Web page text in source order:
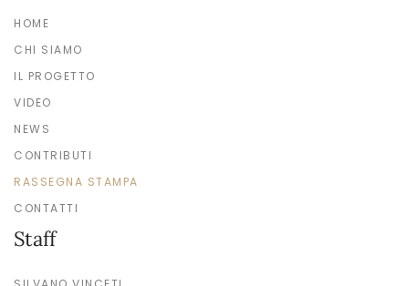
HOME
CHI SIAMO
IL PROGETTO
VIDEO
NEWS
CONTRIBUTI
RASSEGNA STAMPA
CONTATTI
Staff